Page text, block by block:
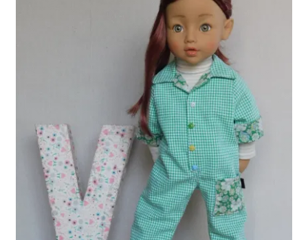
Politique de confidentialité
Politique de cookies (UE)
Validation de la commande